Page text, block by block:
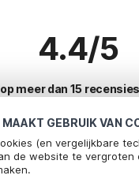
GEBRUIK VAN
(en vergelijkbare
de website te vergroten
4.4/5
meer dan 15